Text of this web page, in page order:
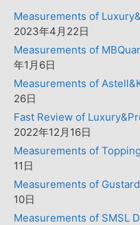
Measurements of
2023年4月22日
Measurements of
年1月6日
Measurements of
26日
Fast Review of
2022年12月16日
Measurements of
11日
Measurements of
10日
Measurements of SMSL